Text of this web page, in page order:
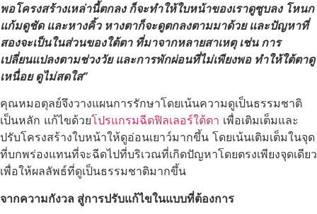
พอโครงสร้างเหล่านี้ตกลง ก็จะทำให้ใบหน้าของเราดูซูบลง โหนก
แก้มดูชัด และหางคิ้ว หางตาก็จะดูตกลงตามมาด้วย และปัญหาที่
สองจะเป็นในส่วนของใต้ตา ที่มาจากหลายสาเหตุ เช่น การ
เปลี่ยนแปลงตามช่วงวัย และการพักผ่อนที่ไม่เพียงพอ ทำให้ใต้ตาดู
เหนื่อย ดูไม่สดใส”
คุณหมอตุลย์จึงวางแผนการรักษาโดยเน้นความดูเป็นธรรมชาติ
เป็นหลัก แก้ไขด้วยโปรแกรมฉีดฟิลเลอร์ใต้ตา เพื่อเติมเต็มและ
ปรับโครงสร้างใบหน้าให้ดูอ่อนเยาว์มากขึ้น โดยเน้นเติมเต็มในจุด
ที่บกพร่องแทนที่จะฉีดไปที่บริเวณที่เกิดปัญหาโดยตรงเพียงจุดเดียว
เพื่อให้ผลลัพธ์ที่ดูเป็นธรรมชาติมากขึ้น
จากความกังวล สู่การปรับแก้ไขในแบบที่ต้องการ